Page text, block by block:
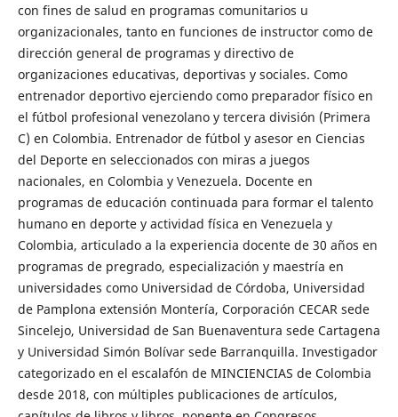
con fines de salud en programas comunitarios u
organizacionales, tanto en funciones de instructor como de
dirección general de programas y directivo de
organizaciones educativas, deportivas y sociales. Como
entrenador deportivo ejerciendo como preparador físico en
el fútbol profesional venezolano y tercera división (Primera
C) en Colombia. Entrenador de fútbol y asesor en Ciencias
del Deporte en seleccionados con miras a juegos
nacionales, en Colombia y Venezuela. Docente en
programas de educación continuada para formar el talento
humano en deporte y actividad física en Venezuela y
Colombia, articulado a la experiencia docente de 30 años en
programas de pregrado, especialización y maestría en
universidades como Universidad de Córdoba, Universidad
de Pamplona extensión Montería, Corporación CECAR sede
Sincelejo, Universidad de San Buenaventura sede Cartagena
y Universidad Simón Bolívar sede Barranquilla. Investigador
categorizado en el escalafón de MINCIENCIAS de Colombia
desde 2018, con múltiples publicaciones de artículos,